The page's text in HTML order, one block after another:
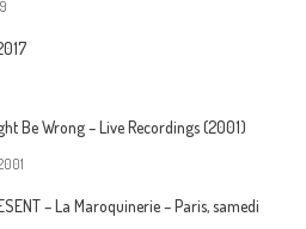
Be Wrong – Live Recordings (2001)
– La Maroquinerie – Paris, samedi